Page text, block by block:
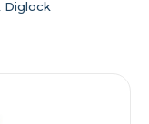
Diglock